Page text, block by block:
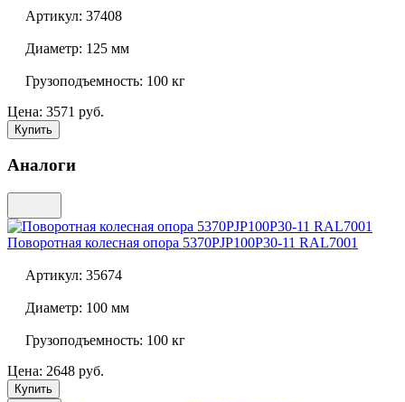
Артикул: 37408
Диаметр: 125 мм
Грузоподъемность: 100 кг
Цена: 3571 руб.
Купить
Аналоги
Поворотная колесная опора 5370PJP100P30-11 RAL7001
Артикул: 35674
Диаметр: 100 мм
Грузоподъемность: 100 кг
Цена: 2648 руб.
Купить